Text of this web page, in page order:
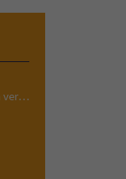
Mein Leseverhalten hat sich insofern verändert,…